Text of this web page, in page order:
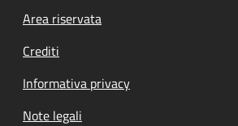
Footer menu
Area riservata
Crediti
Informativa privacy
Note legali